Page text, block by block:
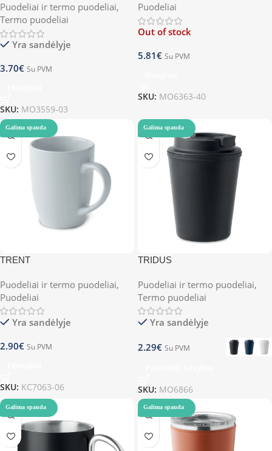
Puodeliai ir termo puodeliai,
Termo puodeliai
Yra sandėlyje
3.70€ Su PVM
SKU: MO3559-03
Puodeliai
Out of stock
5.81€ Su PVM
SKU: MO6363-40
Galima spauda
TRENT
Puodeliai ir termo puodeliai,
Puodeliai
Yra sandėlyje
2.90€ Su PVM
SKU: KC7063-06
Galima spauda
TRIDUS
Puodeliai ir termo puodeliai,
Termo puodeliai
Yra sandėlyje
2.29€ Su PVM
SKU: MO6866
Galima spauda Galima spauda